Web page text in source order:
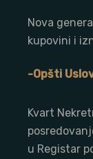
Nova
kupovini i
-Opšti
Kvart
u Registar